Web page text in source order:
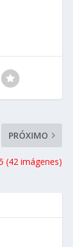
PRÓXIMO
(42 imágenes)